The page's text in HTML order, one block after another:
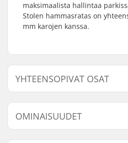
maksimaalista hallintaa
Stolen hammasratas on
mm karojen kanssa.
YHTEENSOPIVAT OSAT
Etsi yhteensopivia tuotteita
Freestyle Bmx Ratas:
OMINAISUUDET
Hampaiden